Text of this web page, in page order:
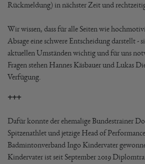
Rückmeldung) in nächster Zeit und
Wir wissen, dass für alle Seiten wie
Absage eine schwere Entscheidung darstellt -
aktuellen Umständen wichtig und für uns
Fragen stehen Hannes Käsbauer und Lukas
Verfügung.
+++
Dafür konnte der ehemalige Bundestrainer
Spitzenathlet und jetzige Head of
Badmintonverband Ingo Kindervater
Kindervater ist seit September 2019